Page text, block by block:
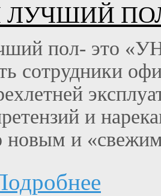
пол- это
сотрудники
и
новым и